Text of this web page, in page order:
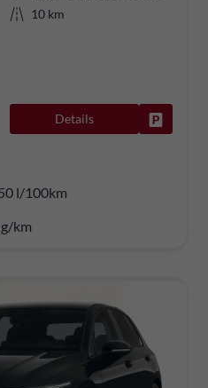
10 km
Details
l/100km
km